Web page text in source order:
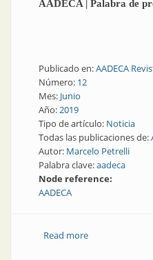
AADECA | Palabra de
Publicado en:AADECA
Número: 12
Mes: Junio
Año:2019
Tipo de artículo: Noticia
Todas las publicaciones de:
Autor: Marcelo Petrelli
Palabra clave:aadeca
Node reference:
AADECA
Read moreabout AADECA